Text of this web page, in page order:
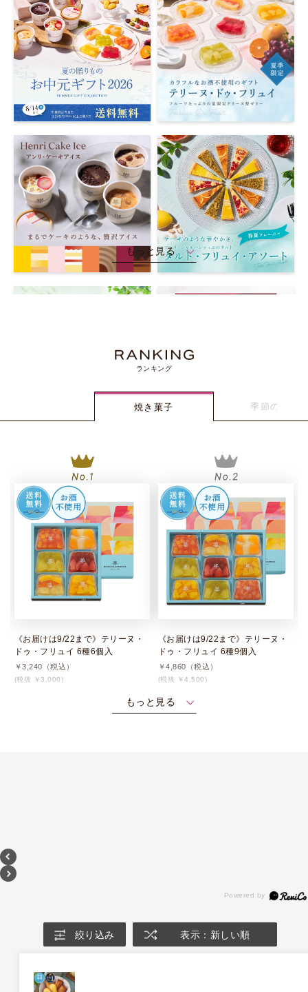
もっと見る
ランキング
焼き菓子 季節のギフ
《お届けは9/22まで》テリーヌ・
ドゥ・フリュイ 6種6個入
￥3,240（税込）
(税抜 ￥3,000)
《お届けは9/22まで》テリーヌ・
ドゥ・フリュイ 6種9個入
￥4,860（税込）
(税抜 ￥4,500)
￥5,400（税込）
(税抜 ￥5,000)
《お届けは9/22まで》テリーヌ･ド
ゥ･フリュイ･アソート M(B) 13種
￥3,240（税込）
(税抜 ￥3,000)
もっと見る
絞り込み 表示：新しい順